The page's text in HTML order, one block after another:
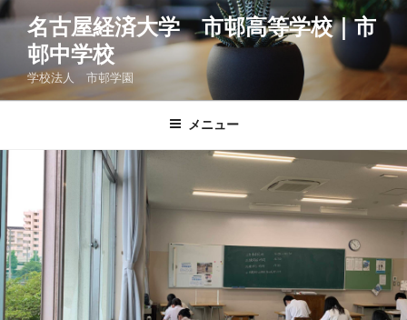
コ
ン
ツ
キ
プ
名古屋経済大学 市邨高等学校｜市
邨中学校
学校法人 市邨学園
メニュー